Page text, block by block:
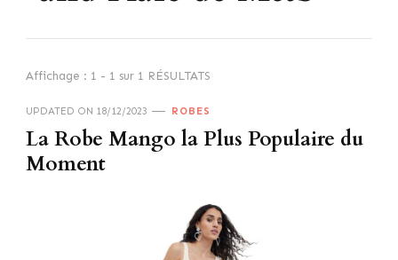
Affichage : 1 - 1 sur 1 RÉSULTATS
UPDATED ON 18/12/2023 ROBES
La Robe Mango la Plus Populaire du
Moment